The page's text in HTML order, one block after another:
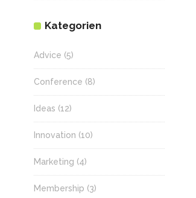
Kategorien
Advice (5)
Conference (8)
Ideas (12)
Innovation (10)
Marketing (4)
Membership (3)